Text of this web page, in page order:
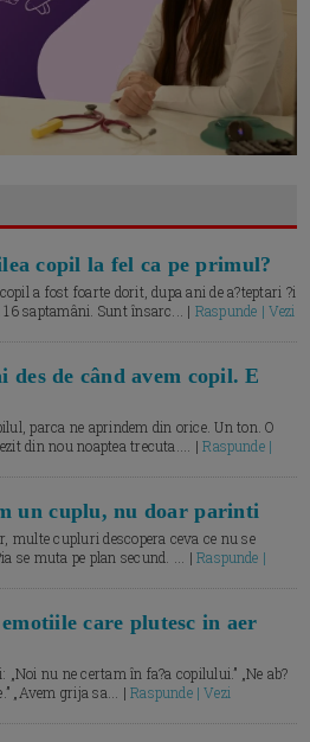
copil la fel ca pe primul?
a fost foarte dorit, dupa ani de a?teptari ?i
saptamâni. Sunt însarc... | Raspunde | Vezi
des de când avem copil. E
parca ne aprindem din orice. Un ton. O
din nou noaptea trecuta.... |Raspunde |
un cuplu, nu doar parinti
multe cupluri descopera ceva ce nu se
se muta pe plan secund. ... |Raspunde |
care plutesc in aer
„Noi nu ne certam în fa?a copilului.” „Ne ab?
„Avem grija sa... |Raspunde | Vezi